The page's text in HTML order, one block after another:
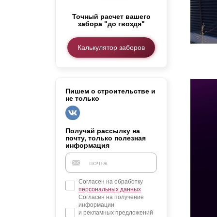
Элитные заборы для коттеджей
Забор на участок 10 соток
Заборы и ограждения для дома
Точный расчет вашего
забора "до гвоздя"
Калькулятор заборов
Пишем о строительстве и
не только
Получай рассылку на
почту, только полезная
информация
Согласен на обработку
персональных данных
Согласен на получение
информации
и рекламных предложений